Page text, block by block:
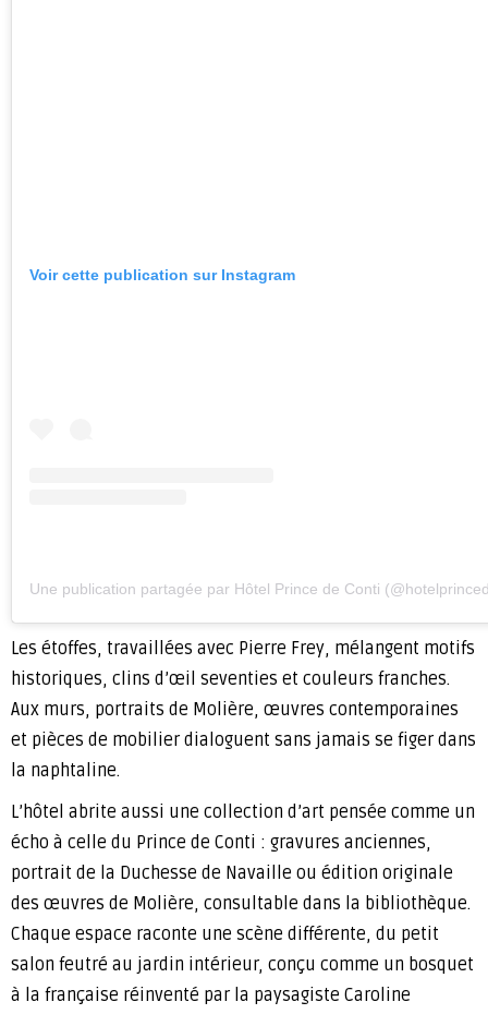
Voir cette publication sur Instagram
Une publication partagée par Hôtel Prince de Conti
Les étoffes, travaillées avec Pierre Frey, mélangent motifs
historiques, clins d’œil seventies et couleurs franches.
Aux murs, portraits de Molière, œuvres contemporaines
et pièces de mobilier dialoguent sans jamais se figer dans
la naphtaline.
L’hôtel abrite aussi une collection d’art pensée comme un
écho à celle du Prince de Conti : gravures anciennes,
portrait de la Duchesse de Navaille ou édition originale
des œuvres de Molière, consultable dans la bibliothèque.
Chaque espace raconte une scène différente, du petit
salon feutré au jardin intérieur, conçu comme un bosquet
à la française réinventé par la paysagiste Caroline